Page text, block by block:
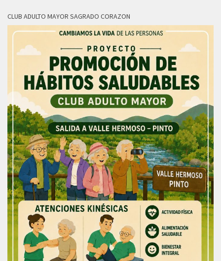
CLUB ADULTO MAYOR SAGRADO CORAZON